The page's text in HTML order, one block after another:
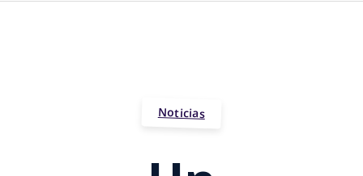
Noticias